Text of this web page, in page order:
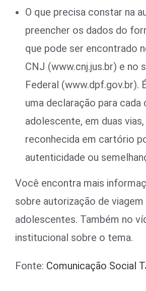
O que precisa constar na
preencher os dados do
que pode ser encontrado
CNJ (www.cnj.jus.br) e no
Federal (www.dpf.gov.br).
uma declaração para cada
adolescente, em duas
reconhecida em cartório
autenticidade ou
Você encontra mais
sobre autorização de viagem
adolescentes. Também no
institucional sobre o tema.
Fonte: Comunicação Social